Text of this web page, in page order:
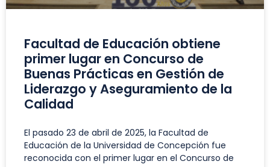
Facultad de Educación obtiene
primer lugar en Concurso de
Buenas Prácticas en Gestión de
Liderazgo y Aseguramiento de la
Calidad
El pasado 23 de abril de 2025, la Facultad de
Educación de la Universidad de Concepción fue
reconocida con el primer lugar en el Concurso de